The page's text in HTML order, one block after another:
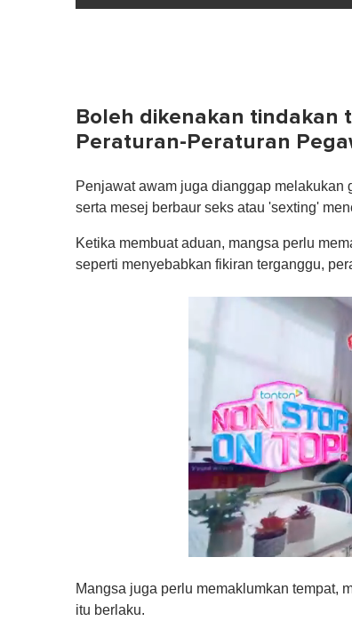
Boleh dikenakan
Peraturan-Peraturan
Penjawat awam juga dianggap
serta mesej berbaur seks atau 'sexting'
Ketika membuat aduan, mangsa perlu
seperti menyebabkan fikiran terganggu,
e
Mangsa juga perlu memaklumkan tempat,
itu berlaku.